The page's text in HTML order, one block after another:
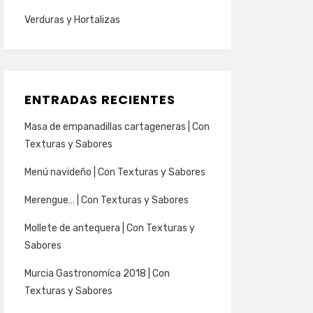
Verduras y Hortalizas
ENTRADAS RECIENTES
Masa de empanadillas cartageneras | Con
Texturas y Sabores
Menú navideño | Con Texturas y Sabores
Merengue… | Con Texturas y Sabores
Mollete de antequera | Con Texturas y
Sabores
Murcia Gastronomíca 2018 | Con
Texturas y Sabores